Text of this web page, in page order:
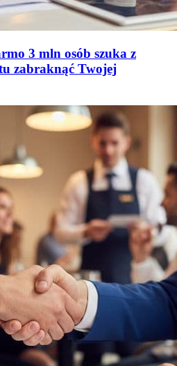
3 mln osób szuka z
zabraknąć Twojej